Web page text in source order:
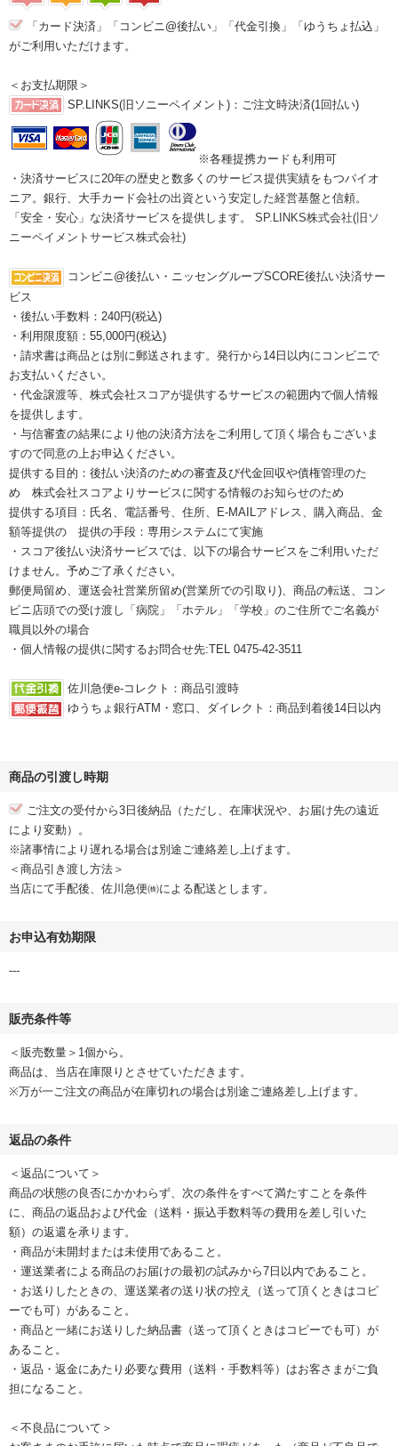
「カード決済」「コンビニ@後払い」「代金引換」「ゆうちょ払込」
がご利用いただけます。
＜お支払期限＞
SP.LINKS(旧ソニーペイメント)：ご注文時決済(1回払い)
※各種提携カードも利用可
・決済サービスに20年の歴史と数多くのサービス提供実績をもつパイオ
ニア。銀行、大手カード会社の出資という安定した経営基盤と信頼。
「安全・安心」な決済サービスを提供します。 SP.LINKS株式会社(旧ソ
ニーペイメントサービス株式会社)
コンビニ@後払い・ニッセングループSCORE後払い決済サー
ビス
・後払い手数料：240円(税込)
・利用限度額：55,000円(税込)
・請求書は商品とは別に郵送されます。発行から14日以内にコンビニで
お支払いください。
・代金譲渡等、株式会社スコアが提供するサービスの範囲内で個人情報
を提供します。
・与信審査の結果により他の決済方法をご利用して頂く場合もございま
すので同意の上お申込ください。
提供する目的：後払い決済のための審査及び代金回収や債権管理のた
め 株式会社スコアよりサービスに関する情報のお知らせのため
提供する項目：氏名、電話番号、住所、E‐MAILアドレス、購入商品、金
額等提供の 提供の手段：専用システムにて実施
・スコア後払い決済サービスでは、以下の場合サービスをご利用いただ
けません。予めご了承ください。
郵便局留め、運送会社営業所留め(営業所での引取り)、商品の転送、コン
ビニ店頭での受け渡し「病院」「ホテル」「学校」のご住所でご名義が
職員以外の場合
・個人情報の提供に関するお問合せ先:TEL 0475-42-3511
佐川急便e-コレクト：商品引渡時
ゆうちょ銀行ATM・窓口、ダイレクト：商品到着後14日以内
商品の引渡し時期
ご注文の受付から3日後納品（ただし、在庫状況や、お届け先の遠近
により変動）。
※諸事情により遅れる場合は別途ご連絡差し上げます。
＜商品引き渡し方法＞
当店にて手配後、佐川急便㈱による配送とします。
お申込有効期限
---
販売条件等
＜販売数量＞1個から。
商品は、当店在庫限りとさせていただきます。
※万が一ご注文の商品が在庫切れの場合は別途ご連絡差し上げます。
返品の条件
＜返品について＞
商品の状態の良否にかかわらず、次の条件をすべて満たすことを条件
に、商品の返品および代金（送料・振込手数料等の費用を差し引いた
額）の返還を承ります。
・商品が未開封または未使用であること。
・運送業者による商品のお届けの最初の試みから7日以内であること。
・お送りしたときの、運送業者の送り状の控え（送って頂くときはコピ
ーでも可）があること。
・商品と一緒にお送りした納品書（送って頂くときはコピーでも可）が
あること。
・返品・返金にあたり必要な費用（送料・手数料等）はお客さまがご負
担になること。
＜不良品について＞